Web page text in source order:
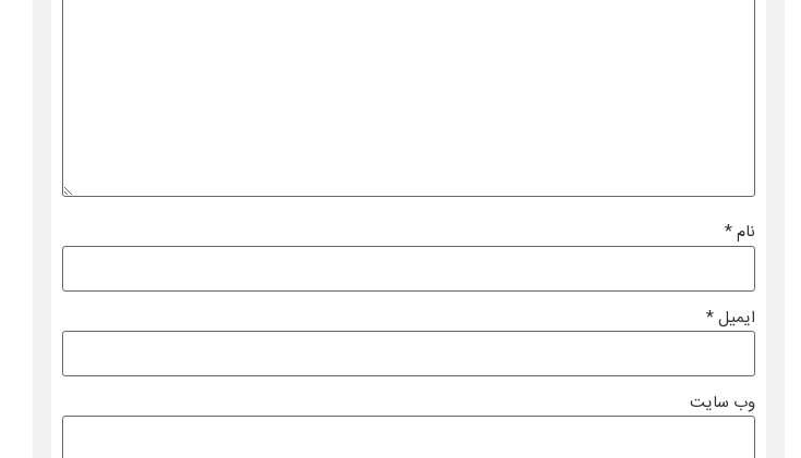
نام*
ایمیل*
وب‌ سایت